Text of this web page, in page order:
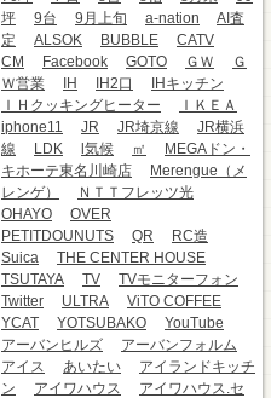
坪
9台 9月上旬 a-nation
AI査
定
ALSOK BUBBLE
CATV
CM
Facebook GOTO ＧＷ
Ｇ
Ｗ営業
IH IH2口
IHキッチン
ＩＨクッキングヒーター
ＩＫＥＡ
iphone11
JR JR埼京線
JR横浜
線
LDK l気候 ㎡
MEGAドン・
キホーテ東名川崎店
Merengue（メ
レンゲ）
ＮＴＴフレッツ光
OHAYO
OVER
PETITDOUNUTS
QR
RC造
Suica
THE CENTER HOUSE
TSUTAYA
TV
TVモニターフォン
Twitter
ULTRA
ViTO COFFEE
YCAT
YOTSUBAKO
YouTube
アーバンヒルズ
アーバンフォルム
アイス
あいたい
アイランドキッチ
ン
アイワハウス
アイワハウス.セ